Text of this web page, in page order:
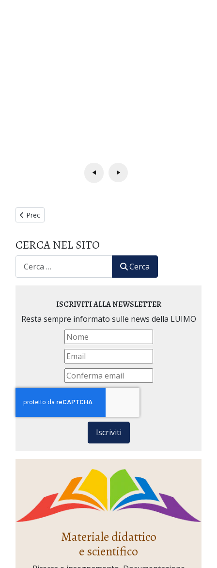
Articolo precedente: XXVIII Seminario Internazionale di
Prec
CERCA NEL SITO
CERCA
Cerca
ISCRIVITI ALLA NEWSLETTER
Resta sempre informato sulle news della LUIMO
Iscriviti
Materiale didattico
e scientifico